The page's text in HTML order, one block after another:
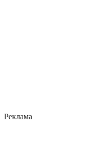
Реклама